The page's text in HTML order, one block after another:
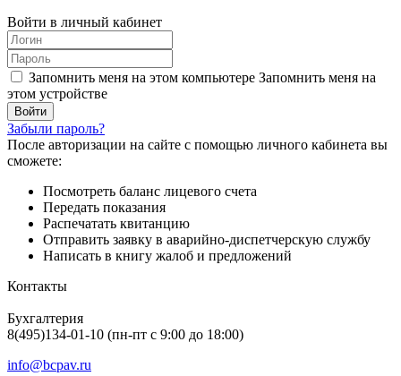
Войти в личный кабинет
Запомнить меня на этом компьютере Запомнить меня на
этом устройстве
Забыли пароль?
После авторизации на сайте с помощью личного кабинета вы
сможете:
Посмотреть баланс лицевого счета
Передать показания
Распечатать квитанцию
Отправить заявку в аварийно-диспетчерскую службу
Написать в книгу жалоб и предложений
Контакты
Бухгалтерия
8(495)134-01-10 (пн-пт с 9:00 до 18:00)
info@bcpav.ru